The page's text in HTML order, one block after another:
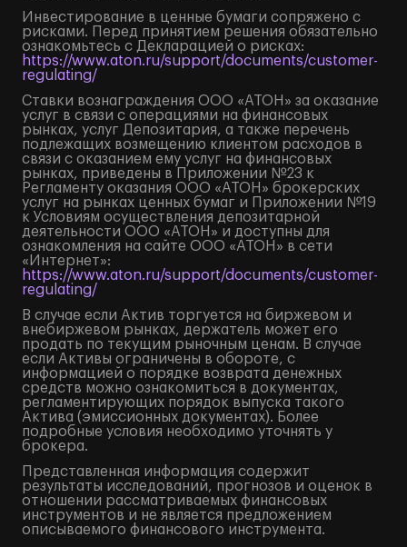
Инвестирование в ценные бумаги сопряжено с
рисками. Перед принятием решения обязательно
ознакомьтесь с Декларацией о рисках:
https://www.aton.ru/support/documents/customer-
regulating/
Ставки вознаграждения ООО «АТОН» за оказание
услуг в связи с операциями на финансовых
рынках, услуг Депозитария, а также перечень
подлежащих возмещению клиентом расходов в
связи с оказанием ему услуг на финансовых
рынках, приведены в Приложении №23 к
Регламенту оказания ООО «АТОН» брокерских
услуг на рынках ценных бумаг и Приложении №19
к Условиям осуществления депозитарной
деятельности ООО «АТОН» и доступны для
ознакомления на сайте ООО «АТОН» в сети
«Интернет»:
https://www.aton.ru/support/documents/customer-
regulating/
В случае если Актив торгуется на биржевом и
внебиржевом рынках, держатель может его
продать по текущим рыночным ценам. В случае
если Активы ограничены в обороте, с
информацией о порядке возврата денежных
средств можно ознакомиться в документах,
регламентирующих порядок выпуска такого
Актива (эмиссионных документах). Более
подробные условия необходимо уточнять у
брокера.
Представленная информация содержит
результаты исследований, прогнозов и оценок в
отношении рассматриваемых финансовых
инструментов и не является предложением
описываемого финансового инструмента.